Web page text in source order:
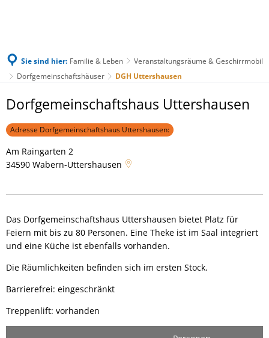
Sie sind hier: Familie & Leben
Veranstaltungsräume & Geschirrmobil
Dorfgemeinschaftshäuser
DGH Uttershausen
DGH
Uttershausen
Dorfgemeinschaftshaus Uttershausen
Adresse Dorfgemeinschaftshaus Uttershausen:
Am Raingarten 2
34590 Wabern-Uttershausen
Das Dorfgemeinschaftshaus Uttershausen bietet Platz für
Feiern mit bis zu 80 Personen. Eine Theke ist im Saal integriert
und eine Küche ist ebenfalls vorhanden.
Die Räumlichkeiten befinden sich im ersten Stock.
Barrierefrei: eingeschränkt
Treppenlift: vorhanden